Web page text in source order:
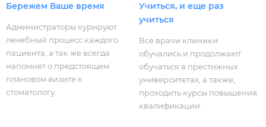
Бережем Ваше время
Администраторы курируют
лечебный процесс каждого
пациента, а так же всегда
напомнят о предстоящем
плановом визите к
стоматологу.
Учиться, и еще раз
учиться
Все врачи клиники
обучались и продолжают
обучаться в престижных
университетах, а также,
проходить курсы повышения
квалификации.